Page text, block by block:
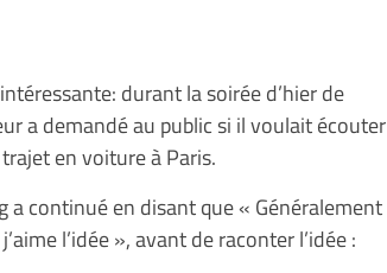
durant la soirée d’hier de
a demandé au public si il voulait écouter
en voiture à Paris.
a continué en disant que « Généralement
l’idée », avant de raconter l’idée :